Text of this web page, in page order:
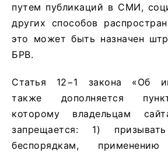
путем публикаций в СМИ,
других способов
это может быть назначен
БРВ.
Статья 12−1 закона «Об
также дополняется
которому владельцам
запрещается: 1)
беспорядкам,